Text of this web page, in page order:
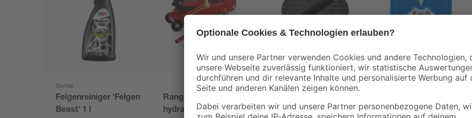
Sonax
Felgenreiniger 'Felgen
Beast' 1 l
Rangierwagenheber
hydraulisch rot 2 t
Wagenheber Ø 38/65
Funktionen